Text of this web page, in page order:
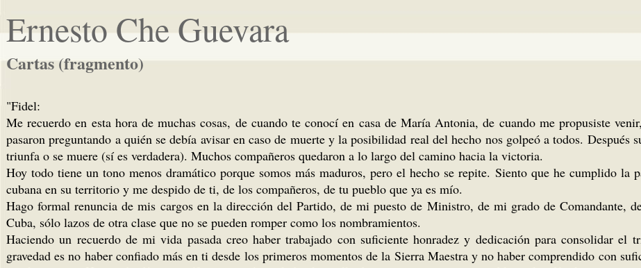
Ernesto Che Guevara
Cartas (fragmento)
"Fidel:
Me recuerdo en esta hora de muchas cosas, de cuando te conocí en casa de María Antonia, de cuando me propusiste
pasaron preguntando a quién se debía avisar en caso de muerte y la posibilidad real del hecho nos golpeó a todos. Después
triunfa o se muere (sí es verdadera). Muchos compañeros quedaron a lo largo del camino hacia la victoria.
Hoy todo tiene un tono menos dramático porque somos más maduros, pero el hecho se repite. Siento que he cumplido la
cubana en su territorio y me despido de ti, de los compañeros, de tu pueblo que ya es mío.
Hago formal renuncia de mis cargos en la dirección del Partido, de mi puesto de Ministro, de mi grado de Comandante,
Cuba, sólo lazos de otra clase que no se pueden romper como los nombramientos.
Haciendo un recuerdo de mi vida pasada creo haber trabajado con suficiente honradez y dedicación para consolidar
gravedad es no haber confiado más en ti desde los primeros momentos de la Sierra Maestra y no haber comprendido con